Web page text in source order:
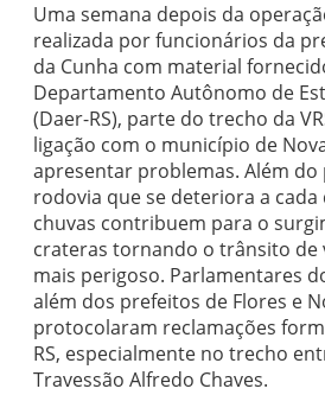
Uma semana depois da
realizada por funcionários da
da Cunha com material
Departamento Autônomo de
(Daer-RS), parte do trecho da
ligação com o município de
apresentar problemas. Além do
rodovia que se deteriora a cada
chuvas contribuem para o
crateras tornando o trânsito de
mais perigoso. Parlamentares
além dos prefeitos de Flores e
protocolaram reclamações
RS, especialmente no trecho
Travessão Alfredo Chaves.